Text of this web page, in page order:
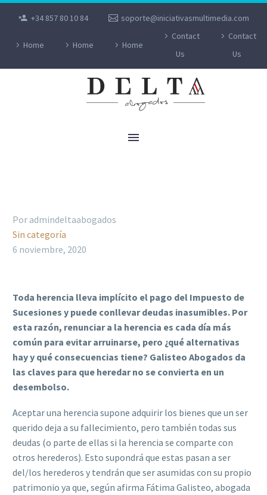
+34 857 80 10 84 soporte@iniciativasmultimedia.com
Home Home Home
Contact
Us
Contact
Us
¿SERÍA POSIBLE ARRUINARTE POR
Por admindeltaabogados
Sin categoría
6 noviembre, 2020
Toda herencia lleva implícito el pago del Impuesto de
Sucesiones y puede conllevar deudas inasumibles. Por
esta razón, renunciar a la herencia es cada día más
común para evitar arruinarse, pero ¿qué alternativas
hay y qué consecuencias tiene? Galisteo Abogados da
las claves para que heredar no se convierta en un
desembolso.
Aceptar una herencia supone adquirir los bienes que un ser
querido deja a su fallecimiento, pero también todas sus
deudas (o parte de ellas si la herencia se comparte con
otros herederos). Esto supondrá que estas pasan a ser
del/los herederos y tendrán que ser asumidas con su propio
patrimonio ya que, según afirma Fátima Galisteo, abogada